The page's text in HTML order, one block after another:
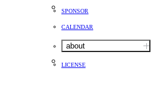
SPONSOR
CALENDAR
about
LICENSE